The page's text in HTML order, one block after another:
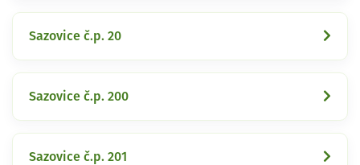
Sazovice č.p. 20
Sazovice č.p. 200
Sazovice č.p. 201